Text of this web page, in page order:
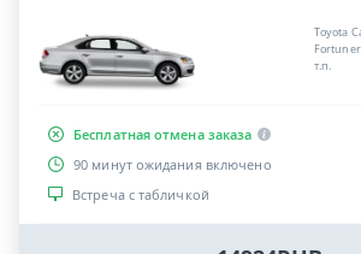
Toyota
т.п.
Бесплатная отмена заказа
90 минут ожидания включено
Встреча с табличкой